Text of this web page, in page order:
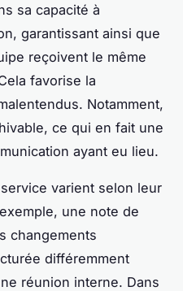
sa capacité à
garantissant ainsi que
reçoivent le même
favorise la
Notamment,
ce qui en fait une
ayant eu lieu.
varient selon leur
une note de
changements
différemment
réunion interne. Dans